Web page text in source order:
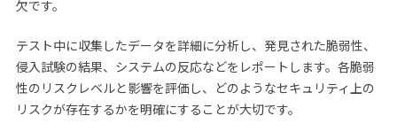
欠です。
テスト中に収集したデータを詳細に分析し、発見された脆弱性、
侵入試験の結果、システムの反応などをレポートします。各脆弱
性のリスクレベルと影響を評価し、どのようなセキュリティ上の
リスクが存在するかを明確にすることが大切です。